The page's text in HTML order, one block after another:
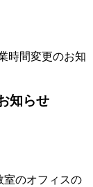
時間変更のお知
知らせ
室のオフィスの